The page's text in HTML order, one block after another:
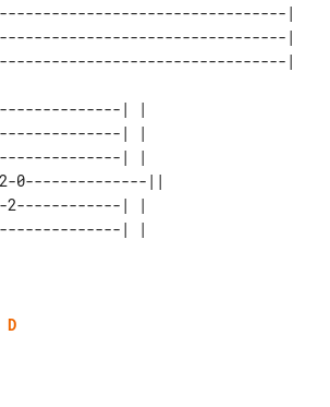
|
|
| |
| |
| |
|2-0--------------||
2------------| |
D